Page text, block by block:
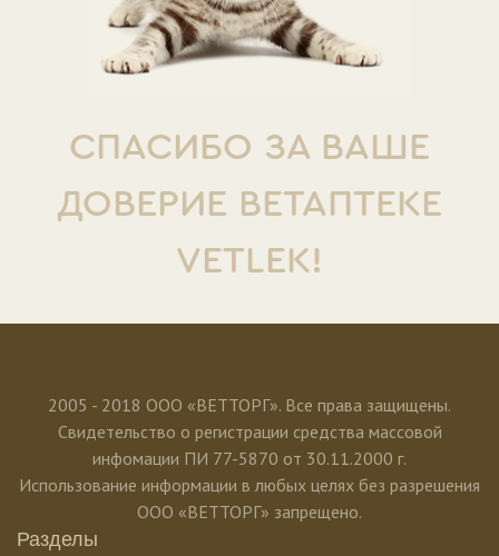
СПАСИБО ЗА ВАШЕ
ДОВЕРИЕ ВЕТАПТЕКЕ
VETLEK!
2005 - 2018 ООО «ВЕТТОРГ». Все права защищены.
Свидетельство о регистрации средства массовой
инфомации ПИ 77-5870 от 30.11.2000 г.
Использование информации в любых целях без разрешения
ООО «ВЕТТОРГ» запрещено.
Разделы